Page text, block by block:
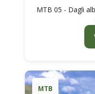
MTB 05 - Dagli
MTB